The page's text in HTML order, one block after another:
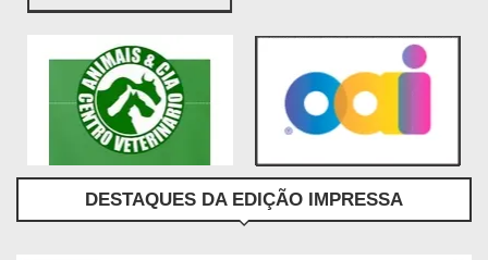
DESTAQUES DA EDIÇÃO IMPRESSA